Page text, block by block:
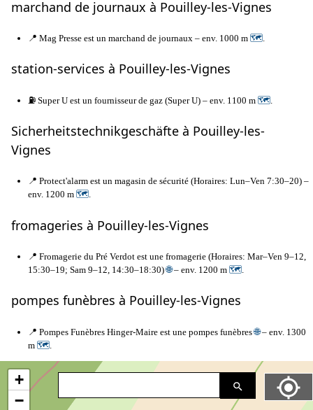
marchand de journaux à Pouilley-les-Vignes
📍 Mag Presse est un marchand de journaux – env. 1000 m 🗺.
station-services à Pouilley-les-Vignes
⛽ Super U est un fournisseur de gaz (Super U) – env. 1100 m 🗺
Sicherheitstechnikgeschäfte à Pouilley-les-
Vignes
📍 Protect'alarm est un magasin de sécurité (Horaires: Lun–Ven 7:30–20) –
env. 1200 m 🗺.
fromageries à Pouilley-les-Vignes
📍 Fromagerie du Pré Verdot est une fromagerie (Horaires: Mar–Ven 9–12,
15:30–19; Sam 9–12, 14:30–18:30)🌐– env. 1200 m 🗺
pompes funèbres à Pouilley-les-Vignes
📍 Pompes Funèbres Hinger-Maire est une pompes funèbres🌐– env. 1300
m 🗺
+
−